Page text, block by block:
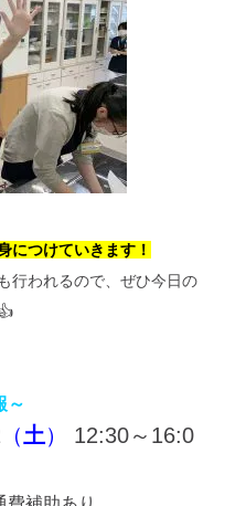
につけていきます！
行われるので、ぜひ今日の
～
（土）
12:30～16:0